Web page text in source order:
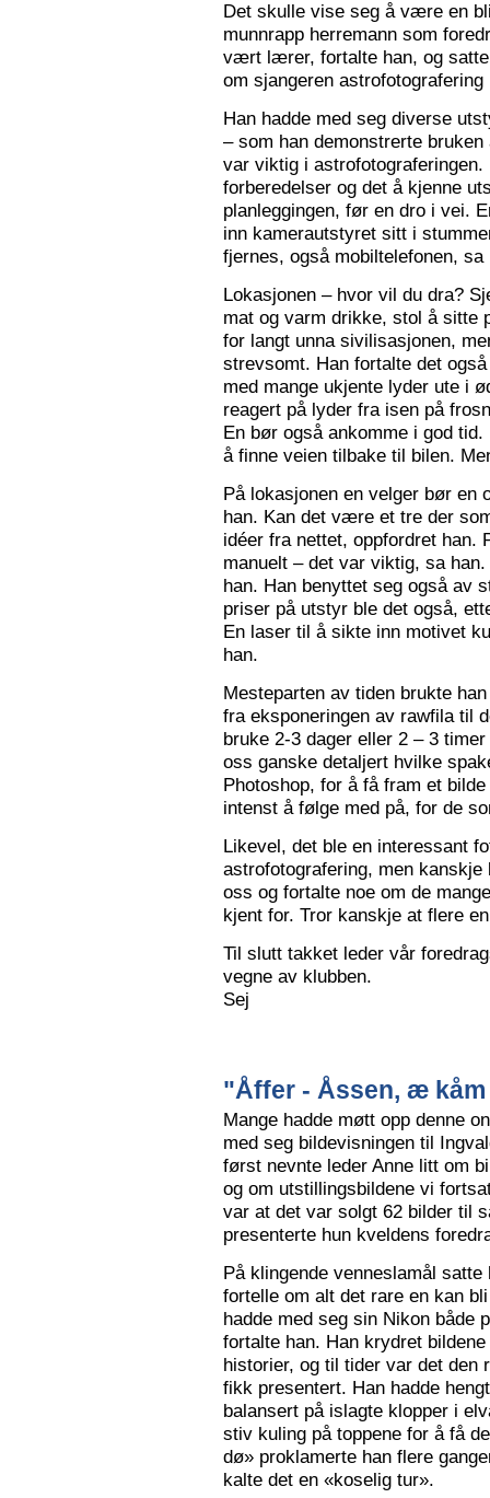
Det skulle vise seg å være en
munnrapp herremann som
vært lærer, fortalte han, og
om sjangeren astrofotografering
Han hadde med seg diverse
– som han demonstrerte
var viktig i
forberedelser og det å kjenne
planleggingen, før en dro i vei.
inn kamerautstyret sitt i
fjernes, også mobiltelefonen, sa
Lokasjonen – hvor vil du dra?
mat og varm drikke, stol å
for langt unna sivilisasjonen,
strevsomt. Han fortalte det
med mange ukjente lyder ute i
reagert på lyder fra isen på
En bør også ankomme i god
å finne veien tilbake til bilen.
På lokasjonen en velger bør en
han. Kan det være et tre der
idéer fra nettet, oppfordret han.
manuelt – det var viktig, sa
han. Han benyttet seg også av
priser på utstyr ble det også,
En laser til å sikte inn motivet
han.
Mesteparten av tiden brukte
fra eksponeringen av rawfila til
bruke 2-3 dager eller 2 – 3
oss ganske detaljert hvilke
Photoshop, for å få fram et
intenst å følge med på, for de
Likevel, det ble en interessant
astrofotografering, men
oss og fortalte noe om de
kjent for. Tror kanskje at flere
Til slutt takket leder vår
vegne av klubben.
Sej
"Åffer - Åssen, æ
Mange hadde møtt opp denne
med seg bildevisningen til
først nevnte leder Anne litt om
og om utstillingsbildene vi
var at det var solgt 62 bilder til
presenterte hun kveldens
På klingende venneslamål
fortelle om alt det rare en kan
hadde med seg sin Nikon både
fortalte han. Han krydret
historier, og til tider var det den
fikk presentert. Han hadde
balansert på islagte klopper i
stiv kuling på toppene for å få
dø» proklamerte han flere
kalte det en «koselig tur».